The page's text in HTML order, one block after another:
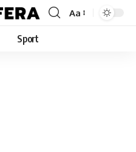
Font
Aa
Sport